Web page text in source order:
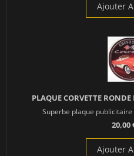
Ajouter
PLAQUE CORVETTE
Superbe plaque
20,00
Ajouter